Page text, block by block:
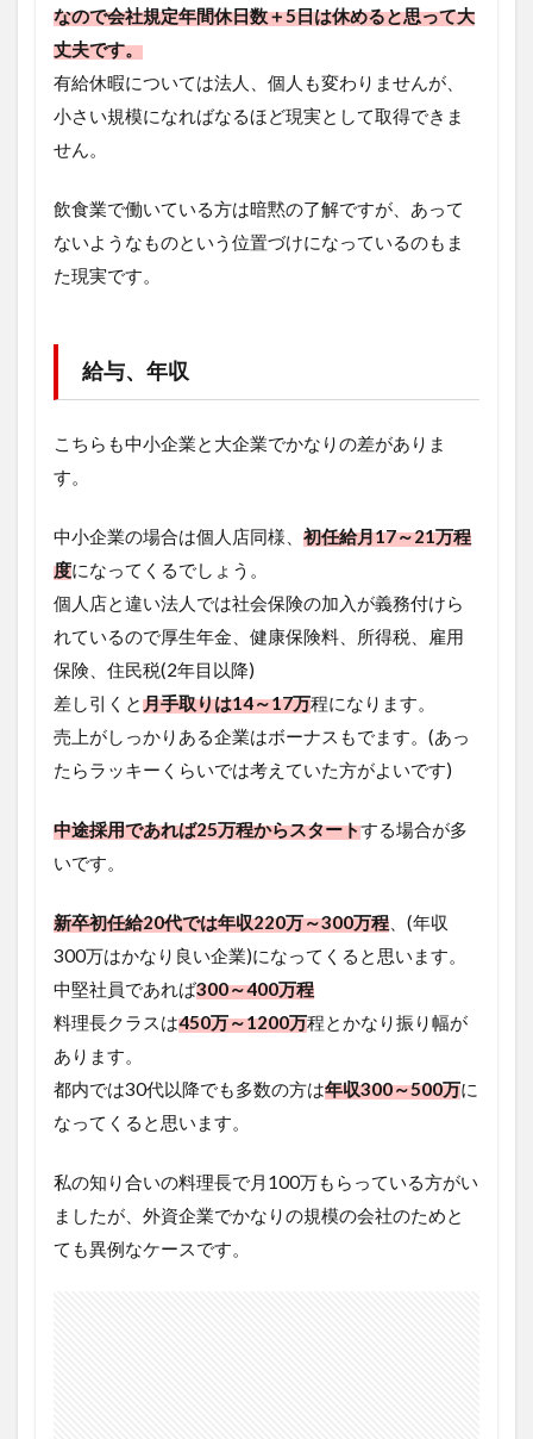
なので会社規定年間休日数＋5日は休めると思って大
丈夫です。
有給休暇については法人、個人も変わりませんが、
小さい規模になればなるほど現実として取得できま
せん。
飲食業で働いている方は暗黙の了解ですが、あって
ないようなものという位置づけになっているのもま
た現実です。
給与、年収
こちらも中小企業と大企業でかなりの差がありま
す。
中小企業の場合は個人店同様、 初任給月17～21万程
度になってくるでしょう。
個人店と違い法人では社会保険の加入が義務付けら
れているので厚生年金、健康保険料、所得税、雇用
保険、住民税(2年目以降)
差し引くと月手取りは14～17万程になります。
売上がしっかりある企業はボーナスもでます。(あっ
たらラッキーくらいでは考えていた方がよいです)
中途採用であれば25万程からスタートする場合が多
いです。
新卒初任給20代では年収220万～300万程 、(年収
300万はかなり良い企業)になってくると思います。
中堅社員であれば300～400万程
料理長クラスは450万～1200万程とかなり振り幅が
あります。
都内では30代以降でも多数の方は年収300～500万に
なってくると思います。
私の知り合いの料理長で月100万もらっている方がい
ましたが、外資企業でかなりの規模の会社のためと
ても異例なケースです。